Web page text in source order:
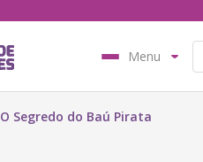
Menu
O Segredo do Baú Pirata